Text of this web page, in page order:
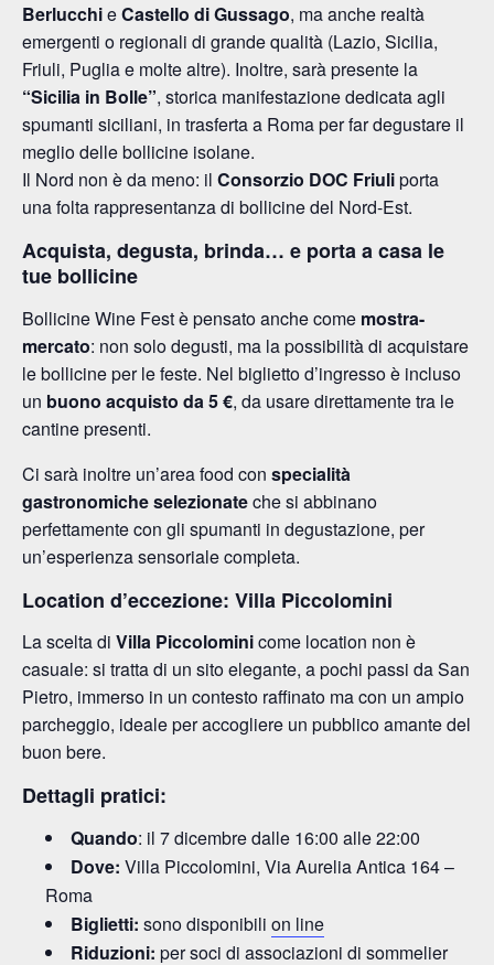
BerlucchieCastello di Gussago, ma anche realtà
emergenti o regionali di grande qualità (Lazio, Sicilia,
Friuli, Puglia e molte altre). Inoltre, sarà presente la
“Sicilia in Bolle”, storica manifestazione dedicata agli
spumanti siciliani, in trasferta a Roma per far degustare il
meglio delle bollicine isolane.
Il Nord non è da meno: il Consorzio DOC Friuliporta
una folta rappresentanza di bollicine del Nord-Est.
Acquista, degusta, brinda… e porta a casa le
tue bollicine
Bollicine Wine Fest è pensato anche come mostra-
mercato: non solo degusti, ma la possibilità di acquistare
le bollicine per le feste. Nel biglietto d’ingresso è incluso
un buono acquisto da 5 €, da usare direttamente tra le
cantine presenti.
Ci sarà inoltre un’area food con specialità
gastronomiche selezionateche si abbinano
perfettamente con gli spumanti in degustazione, per
un’esperienza sensoriale completa.
Location d’eccezione: Villa Piccolomini
La scelta di Villa Piccolominicome location non è
casuale: si tratta di un sito elegante, a pochi passi da San
Pietro, immerso in un contesto raffinato ma con un ampio
parcheggio, ideale per accogliere un pubblico amante del
buon bere.
Dettagli pratici:
Quando: il 7 dicembre dalle 16:00 alle 22:00
Dove: Villa Piccolomini, Via Aurelia Antica 164 –
Roma
Biglietti: sono disponibili on line
Riduzioni: per soci di associazioni di sommelier